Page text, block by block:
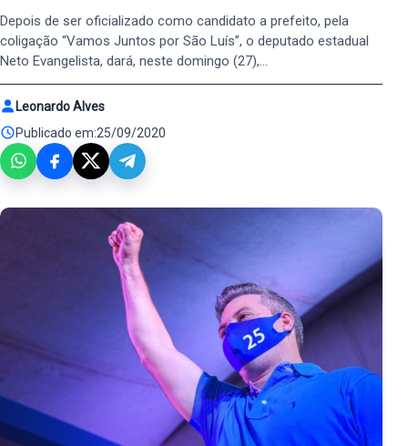
Depois de ser oficializado como candidato a prefeito, pela
coligação “Vamos Juntos por São Luís”, o deputado estadual
Neto Evangelista, dará, neste domingo (27),…
Leonardo Alves
Publicado em:25/09/2020